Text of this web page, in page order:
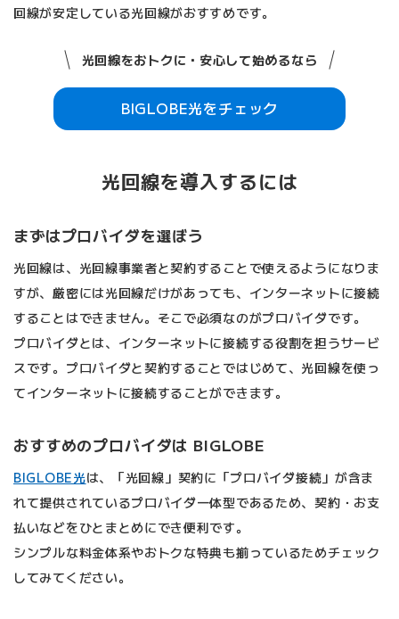
回線が安定している光回線がおすすめです。
光回線をおトクに・安心して始めるなら
BIGLOBE光をチェック
光回線を導入するには
まずはプロバイダを選ぼう
光回線は、光回線事業者と契約することで使えるようになりま
すが、厳密には光回線だけがあっても、インターネットに接続
することはできません。そこで必須なのがプロバイダです。
プロバイダとは、インターネットに接続する役割を担うサービ
スです。プロバイダと契約することではじめて、光回線を使っ
てインターネットに接続することができます。
おすすめのプロバイダは BIGLOBE
BIGLOBE光は、「光回線」契約に「プロバイダ接続」が含ま
れて提供されているプロバイダ一体型であるため、契約・お支
払いなどをひとまとめにでき便利です。
シンプルな料金体系やおトクな特典も揃っているためチェック
してみてください。